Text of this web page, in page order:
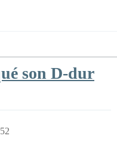
son D-dur